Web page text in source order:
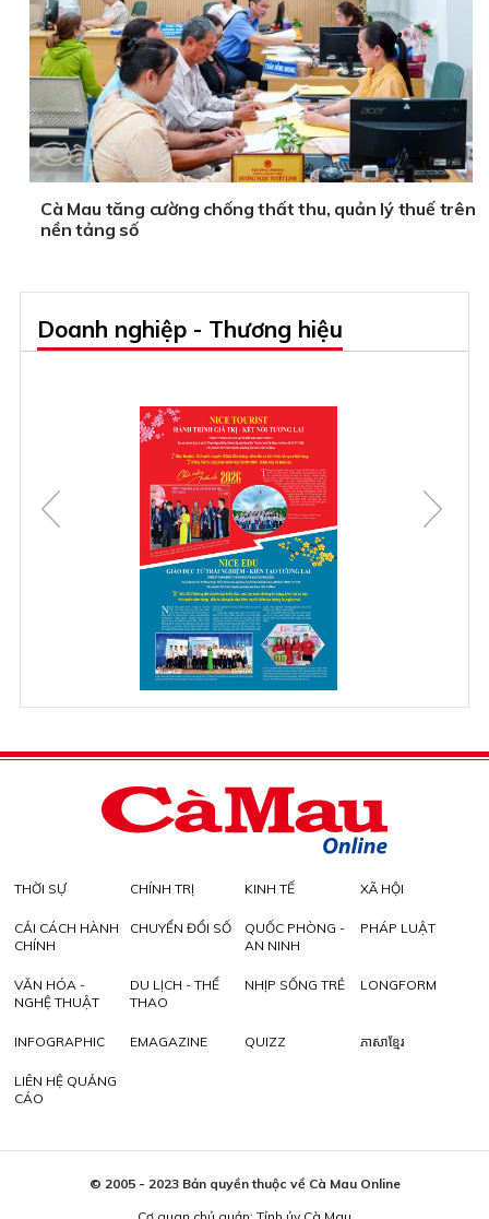
Cà Mau tăng cường chống thất thu, quản lý thuế trên
nền tảng số
Doanh nghiệp - Thương hiệu
THỜI SỰ CHÍNH TRỊ KINH TẾ XÃ HỘI
CẢI CÁCH HÀNH
CHÍNH
CHUYỂN ĐỔI SỐ
QUỐC PHÒNG -
AN NINH
PHÁP LUẬT
VĂN HÓA -
NGHỆ THUẬT
DU LỊCH - THỂ
THAO
NHỊP SỐNG TRẺ LONGFORM
INFOGRAPHIC EMAGAZINE QUIZZ ភាសាខ្មែរ
LIÊN HỆ QUẢNG
CÁO
© 2005 - 2023 Bản quyền thuộc về Cà Mau Online